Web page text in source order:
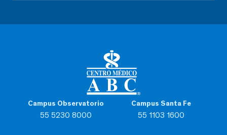
Campus Observatorio
55 5230 8000
Campus Santa Fe
55 1103 1600